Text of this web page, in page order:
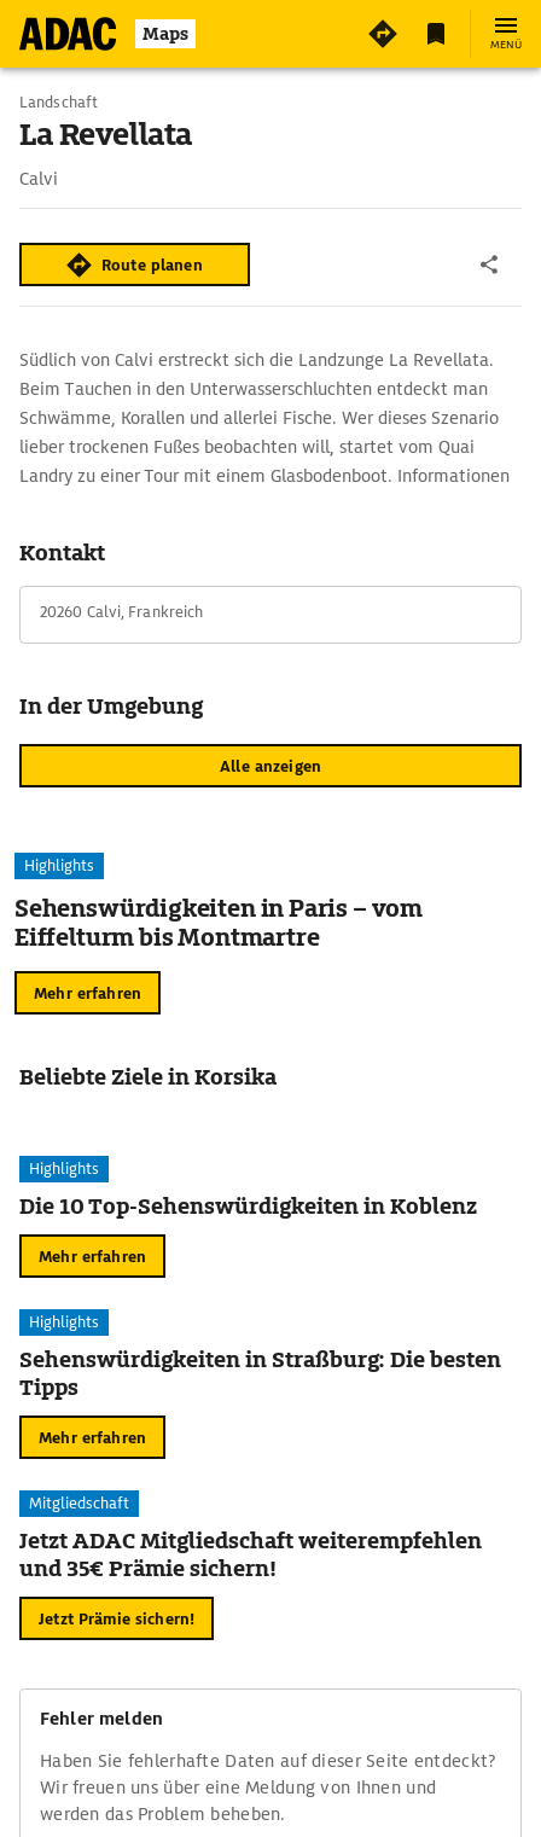
Maps MENÜ
Landschaft
La Revellata
Calvi
Route planen
Südlich von Calvi erstreckt sich die Landzunge La Revellata.
Beim Tauchen in den Unterwasserschluchten entdeckt man
Schwämme, Korallen und allerlei Fische. Wer dieses Szenario
lieber trockenen Fußes beobachten will, startet vom Quai
Landry zu einer Tour mit einem Glasbodenboot. Informationen
Kontakt
20260 Calvi, Frankreich
In der Umgebung
Alle anzeigen
Highlights
Sehenswürdigkeiten in Paris – vom
Eiffelturm bis Montmartre
Mehr erfahren
Beliebte Ziele in Korsika
Highlights
Die 10 Top-Sehenswürdigkeiten in Koblenz
Mehr erfahren
Highlights
Sehenswürdigkeiten in Straßburg: Die besten
Tipps
Mehr erfahren
Mitgliedschaft
Jetzt ADAC Mitgliedschaft weiterempfehlen
und 35€ Prämie sichern!
Jetzt Prämie sichern!
Fehler melden
Haben Sie fehlerhafte Daten auf dieser Seite entdeckt?
Wir freuen uns über eine Meldung von Ihnen und
werden das Problem beheben.